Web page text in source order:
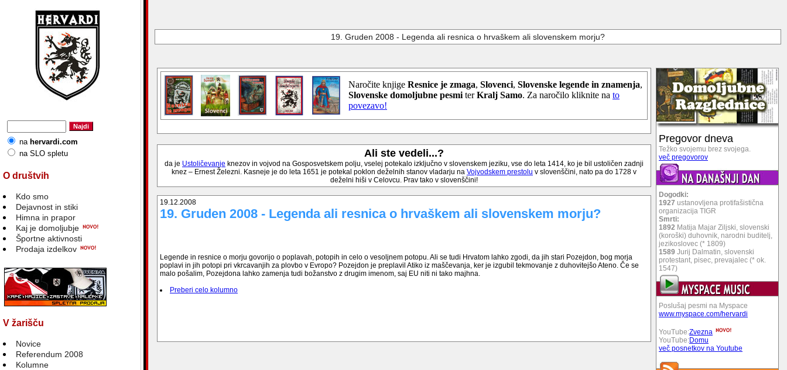
na hervardi.com
na SLO spletu
O društvih
Kdo smo
Dejavnost in stiki
Himna in prapor
Kaj je domoljubje
Športne aktivnosti
Prodaja izdelkov
V žarišču
Novice
Referendum 2008
Kolumne
19. Gruden 2008 - Legenda ali resnica o hrvaškem ali slovenskem morju?
Naročite knjige Resnice je zmaga, Slovenci, Slovenske legende in znamenja,
Slovenske domoljubne pesmi terKralj Samo. Za naročilo kliknite na to
povezavo!
Ali ste vedeli...?
da je Ustoličevanje knezov in vojvod na Gosposvetskem polju, vselej potekalo izključno v slovenskem jeziku, vse do leta 1414, ko je bil ustoličen zadnji
knez – Ernest Železni. Kasneje je do leta 1651 je potekal poklon deželnih stanov vladarju na Vojvodskem prestolu v slovenščini, nato pa do 1728 v
deželni hiši v Celovcu. Prav tako v slovenščini!
19.12.2008
19. Gruden 2008 - Legenda ali resnica o hrvaškem ali slovenskem morju?
Legende in resnice o morju govorijo o poplavah, potopih in celo o vesoljnem potopu. Ali se tudi Hrvatom lahko zgodi, da jih stari Pozejdon, bog morja
poplavi in jih potopi pri vkrcavanjih za plovbo v Evropo? Pozejdon je preplavil Atiko iz maščevanja, ker je izgubil tekmovanje z duhovitejšo Ateno. Če se
malo pošalim, Pozejdona lahko zamenja tudi božanstvo z drugim imenom, saj EU niti ni tako majhna.
Preberi celo kolumno
Pregovor dneva
Težko svojemu brez svojega.
več pregovorov
Dogodki:
1927 ustanovljena protifašistična
organizacija TIGR
Smrti:
1892 Matija Majar Ziljski, slovenski
(koroški) duhovnik, narodni buditelj,
jezikoslovec (* 1809)
1589 Jurij Dalmatin, slovenski
protestant, pisec, prevajalec (* ok.
1547)
Poslušaj pesmi na Myspace
www.myspace.com/hervardi
YouTube:Zvezna
YouTube:Domu
več posnetkov na Youtube